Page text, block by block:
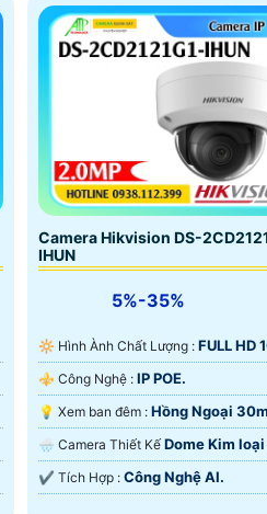
Camera Hikvision DS-
IHUN
5%-35%
🔆 Hình Ành Chất Lượng : FULL HD
⚜️ Công Nghệ : IP POE.
💡 Xem ban đêm : Hồng Ngoại
Ngoại Smart IR.
🌧️ Camera Thiết Kế Dome Kim
️✔️ Tích Hợp : Công Nghệ AI.